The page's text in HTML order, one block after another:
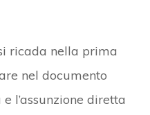
ricada nella prima
nel documento
l’assunzione diretta